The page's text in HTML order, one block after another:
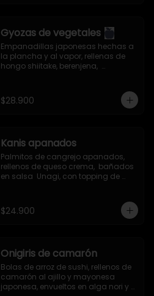
Gyozas de vegetales
Empanadillas japonesas hechas a
la plancha y al vapor, rellenas de
hongo shiitake, berenjena,
Servidas con salsa especial de la
casa.
$28.900
Kanis apanados
Palmitos de cangrejo apanados,
rellenos de queso crema,  bañados
en salsa  Unagi, con topping de
$24.900
Onigiris de camarón
Bolas de arroz de sushi, rellenos de
camarón al ajillo y mayonesa
japonesa, envueltos en alga nori y